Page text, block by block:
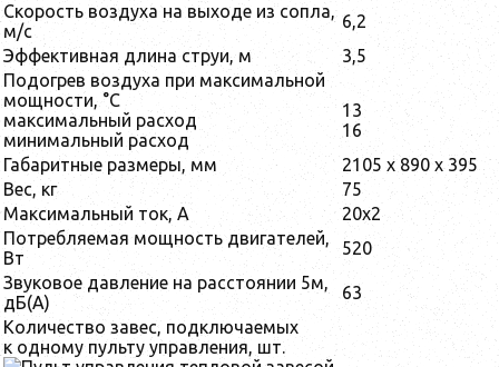
Скорость воздуха на выходе из сопла,
м/с
6,2
Эффективная длина струи, м
3,5
Подогрев воздуха при максимальной
мощности, °С
максимальный расход
минимальный расход
13
16
Габаритные размеры, мм
2105 x 890 x 395
Вес, кг
75
Максимальный ток, А
20x2
Потребляемая мощность двигателей,
Вт
520
Звуковое давление на расстоянии 5м,
дБ(А)
63
Количество завес, подключаемых
к одному пульту управления, шт.